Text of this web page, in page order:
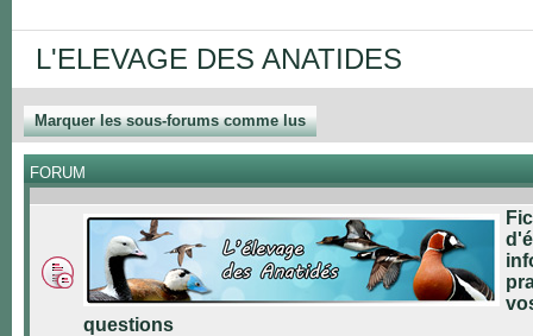
L'ELEVAGE DES ANATIDES
Marquer les sous-forums comme lus
FORUM
questions